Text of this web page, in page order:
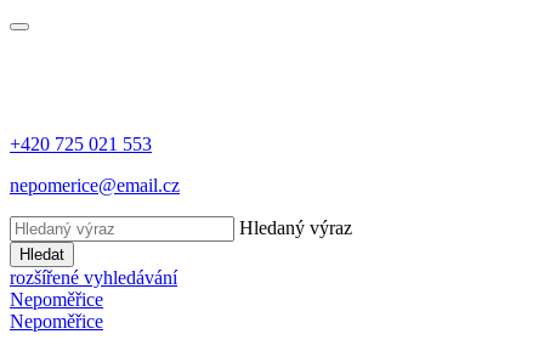
+420 725 021 553
nepomerice@email.cz
Hledaný výraz
Hledat
rozšířené vyhledávání
Nepoměřice
Nepoměřice